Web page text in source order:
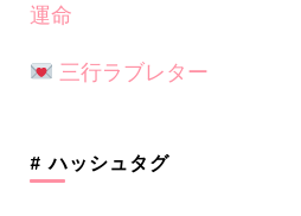
運命
三行ラブレター
# ハッシュタグ